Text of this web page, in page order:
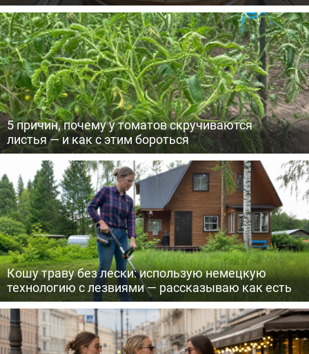
5 причин, почему у томатов скручиваются
листья — и как с этим бороться
Кошу траву без лески: использую немецкую
технологию с лезвиями — рассказываю как есть